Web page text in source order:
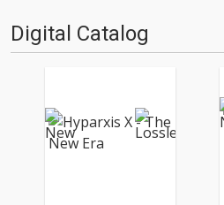
Digital Catalog